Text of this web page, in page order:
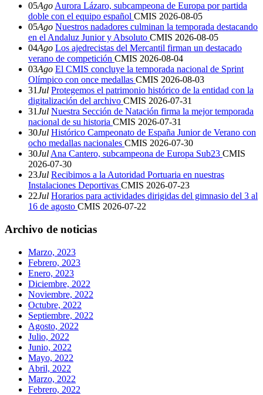
05Ago Aurora Lázaro, subcampeona de Europa por partida
doble con el equipo español CMIS 2026-08-05
05Ago Nuestros nadadores culminan la temporada destacando
en el Andaluz Junior y Absoluto CMIS 2026-08-05
04Ago Los ajedrecistas del Mercantil firman un destacado
verano de competición CMIS 2026-08-04
03Ago El CMIS concluye la temporada nacional de Sprint
Olímpico con once medallas CMIS 2026-08-03
31Jul Protegemos el patrimonio histórico de la entidad con la
digitalización del archivo CMIS 2026-07-31
31Jul Nuestra Sección de Natación firma la mejor temporada
nacional de su historia CMIS 2026-07-31
30Jul Histórico Campeonato de España Junior de Verano con
ocho medallas nacionales CMIS 2026-07-30
30Jul Ana Cantero, subcampeona de Europa Sub23 CMIS
2026-07-30
23Jul Recibimos a la Autoridad Portuaria en nuestras
Instalaciones Deportivas CMIS 2026-07-23
22Jul Horarios para actividades dirigidas del gimnasio del 3 al
16 de agosto CMIS 2026-07-22
Archivo de noticias
Marzo, 2023
Febrero, 2023
Enero, 2023
Diciembre, 2022
Noviembre, 2022
Octubre, 2022
Septiembre, 2022
Agosto, 2022
Julio, 2022
Junio, 2022
Mayo, 2022
Abril, 2022
Marzo, 2022
Febrero, 2022